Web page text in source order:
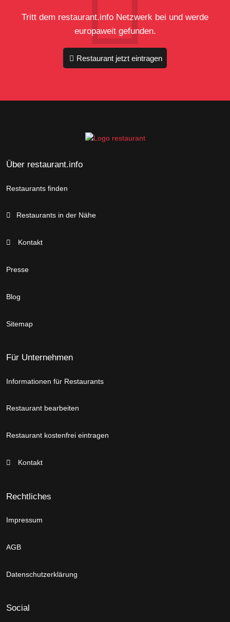
Tritt dem restaurant.info Netzwerk bei und werde
europaweit gefunden.
Restaurant jetzt eintragen
Über restaurant.info
Restaurants finden
Restaurants in der Nähe
Kontakt
Presse
Blog
Sitemap
Für Unternehmen
Informationen für Restaurants
Restaurant bearbeiten
Restaurant kostenfrei eintragen
Kontakt
Rechtliches
Impressum
AGB
Datenschutzerklärung
Social